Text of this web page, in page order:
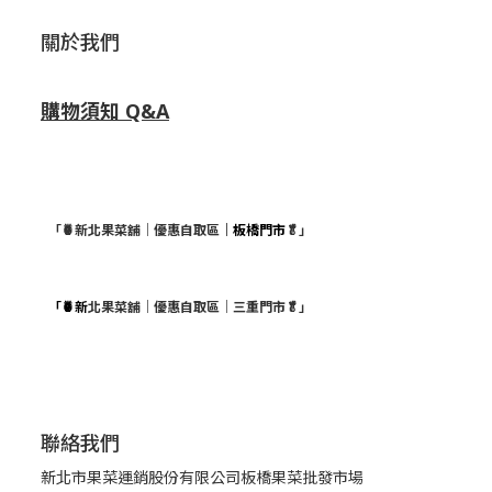
關於我們
購物須知 Q&A
「🍍新北果菜舖｜優惠自取區 ｜板橋門市🥬」
「🍍新北果菜舖｜優惠自取區｜三重門市🥬」
聯絡我們
新北市果菜運銷股份有限公司板橋果菜批發市場